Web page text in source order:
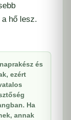
hő lesz.
és
ezért
Ha
annak